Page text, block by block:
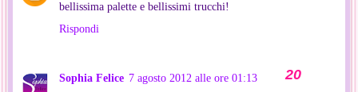
bellissima palette e bellissimi trucchi!
Rispondi
Sophia Felice 7 agosto 2012 alle ore 01:13